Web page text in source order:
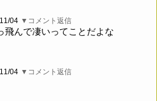
04 ▼コメント返信
飛んで凄いってことだよな
04 ▼コメント返信